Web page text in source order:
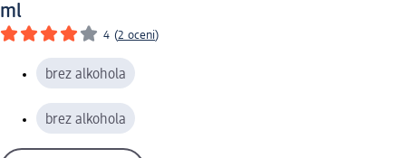
ml
4 (2 oceni)
brez alkohola
brez alkohola